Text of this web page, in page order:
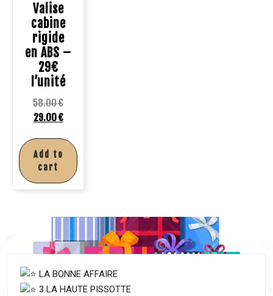
Valise
cabine
rigide
en ABS –
29€
l’unité
58.00€
29.00€
Add to
cart
LA BONNE AFFAIRE
3 LA HAUTE PISSOTTE